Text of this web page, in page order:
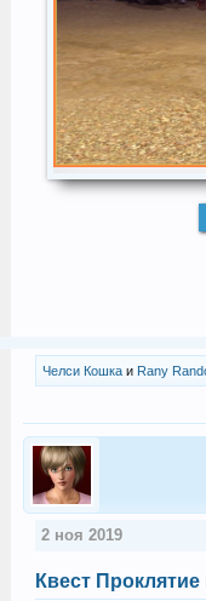
Челси Кошкаи Rany
2 ноя 2019
Квест